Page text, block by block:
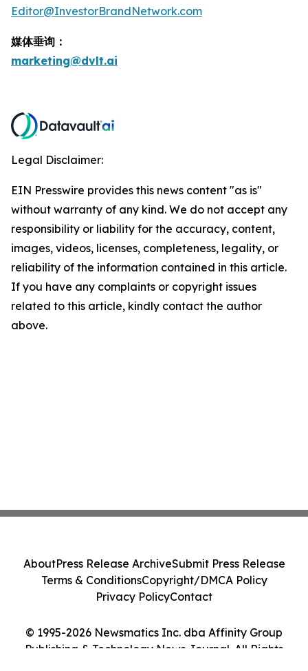
Editor@InvestorBrandNetwork.com
媒体垂询：
marketing@dvlt.ai
Legal Disclaimer:
EIN Presswire provides this news content "as is"
without warranty of any kind. We do not accept any
responsibility or liability for the accuracy, content,
images, videos, licenses, completeness, legality, or
reliability of the information contained in this article.
If you have any complaints or copyright issues
related to this article, kindly contact the author
above.
© 1995-2026 Newsmatics Inc. dba Affinity Group
Publishing & Technology News Journal. All Rights
AboutPress Release ArchiveSubmit Press Release
Terms & ConditionsCopyright/DMCA Policy
Privacy PolicyContact